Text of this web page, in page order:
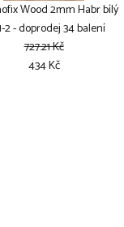
Wood 2mm Habr bílý
2 - doprodej 34 balení
727.21 Kč
434 Kč